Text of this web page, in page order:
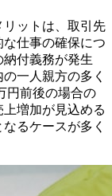
ットは、取引先
仕事の確保につ
付義務が発生
一人親方の多く
円前後の場合の
増加が見込める
るケースが多く